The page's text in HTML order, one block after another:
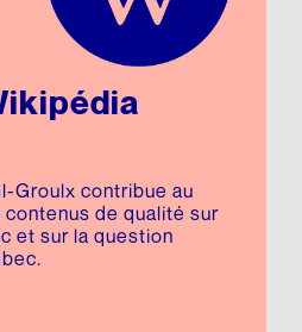
Groulx contribue au
de qualité sur
et sur la question